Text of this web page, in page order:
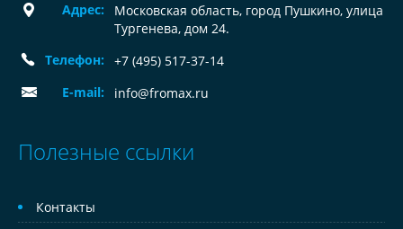
Адрес:
Московская область, город Пушкино, улица
Тургенева, дом 24.
Телефон:
+7 (495) 517-37-14
E-mail:
info@fromax.ru
Полезные ссылки
Контакты